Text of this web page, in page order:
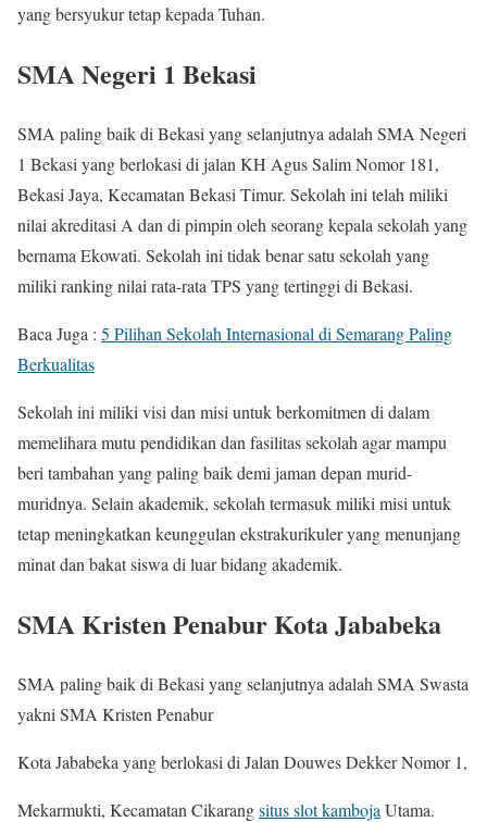
yang bersyukur tetap kepada Tuhan.
SMA Negeri 1 Bekasi
SMA paling baik di Bekasi yang selanjutnya adalah SMA Negeri
1 Bekasi yang berlokasi di jalan KH Agus Salim Nomor 181,
Bekasi Jaya, Kecamatan Bekasi Timur. Sekolah ini telah miliki
nilai akreditasi A dan di pimpin oleh seorang kepala sekolah yang
bernama Ekowati. Sekolah ini tidak benar satu sekolah yang
miliki ranking nilai rata-rata TPS yang tertinggi di Bekasi.
Baca Juga : 5 Pilihan Sekolah Internasional di Semarang Paling
Berkualitas
Sekolah ini miliki visi dan misi untuk berkomitmen di dalam
memelihara mutu pendidikan dan fasilitas sekolah agar mampu
beri tambahan yang paling baik demi jaman depan murid-
muridnya. Selain akademik, sekolah termasuk miliki misi untuk
tetap meningkatkan keunggulan ekstrakurikuler yang menunjang
minat dan bakat siswa di luar bidang akademik.
SMA Kristen Penabur Kota Jababeka
SMA paling baik di Bekasi yang selanjutnya adalah SMA Swasta
yakni SMA Kristen Penabur
Kota Jababeka yang berlokasi di Jalan Douwes Dekker Nomor 1,
Mekarmukti, Kecamatan Cikarangsitus slot kamboja Utama.